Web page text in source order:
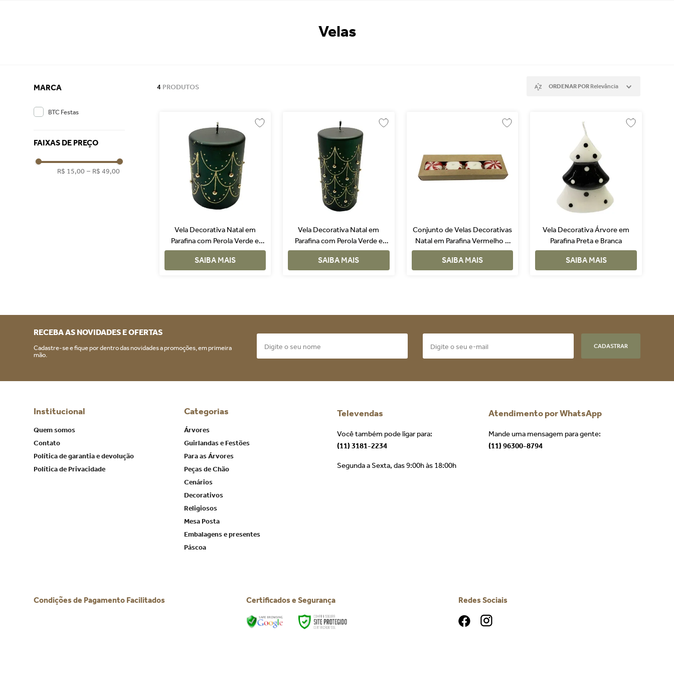
Velas
MARCA
BTC Festas
FAIXAS DE PREÇO
R$ 15,00 – R$ 49,00
4 PRODUTOS ORDENAR POR Relevância
Vela Decorativa Natal em
Parafina com Perola Verde e
Dourada
SAIBA MAIS
Vela Decorativa Natal em
Parafina com Perola Verde e
Dourada
SAIBA MAIS
Conjunto de Velas Decorativas
Natal em Parafina Vermelho e
Branco 4 Peças
SAIBA MAIS
Vela Decorativa Árvore em
Parafina Preta e Branca
SAIBA MAIS
RECEBA AS NOVIDADES E OFERTAS
Cadastre-se e fique por dentro das novidades a promoções, em primeira
mão.
CADASTRAR
Institucional
Quem somos
Contato
Política de garantia e devolução
Política de Privacidade
Categorias
Árvores
Guirlandas e Festões
Para as Árvores
Peças de Chão
Cenários
Decorativos
Religiosos
Mesa Posta
Embalagens e presentes
Páscoa
Televendas
Você também pode ligar para:
(11) 3181-2234
Segunda a Sexta, das 9:00h às 18:00h
Atendimento por WhatsApp
Mande uma mensagem para gente:
(11) 96300-8794
Condições de Pagamento Facilitados Certificados e Segurança Redes Sociais